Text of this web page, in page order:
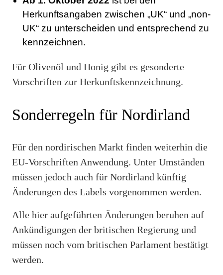
Herkunftsangaben zwischen „UK“ und „non-
UK“ zu unterscheiden und entsprechend zu
kennzeichnen.
Für Olivenöl und Honig gibt es gesonderte
Vorschriften zur Herkunftskennzeichnung.
Sonderregeln für Nordirland
Für den nordirischen Markt finden weiterhin die
EU-Vorschriften Anwendung. Unter Umständen
müssen jedoch auch für Nordirland künftig
Änderungen des Labels vorgenommen werden.
Alle hier aufgeführten Änderungen beruhen auf
Ankündigungen der britischen Regierung und
müssen noch vom britischen Parlament bestätigt
werden.